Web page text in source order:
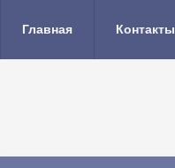
Главная Контакты